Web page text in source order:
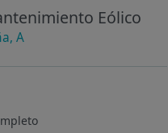
Eólico
A